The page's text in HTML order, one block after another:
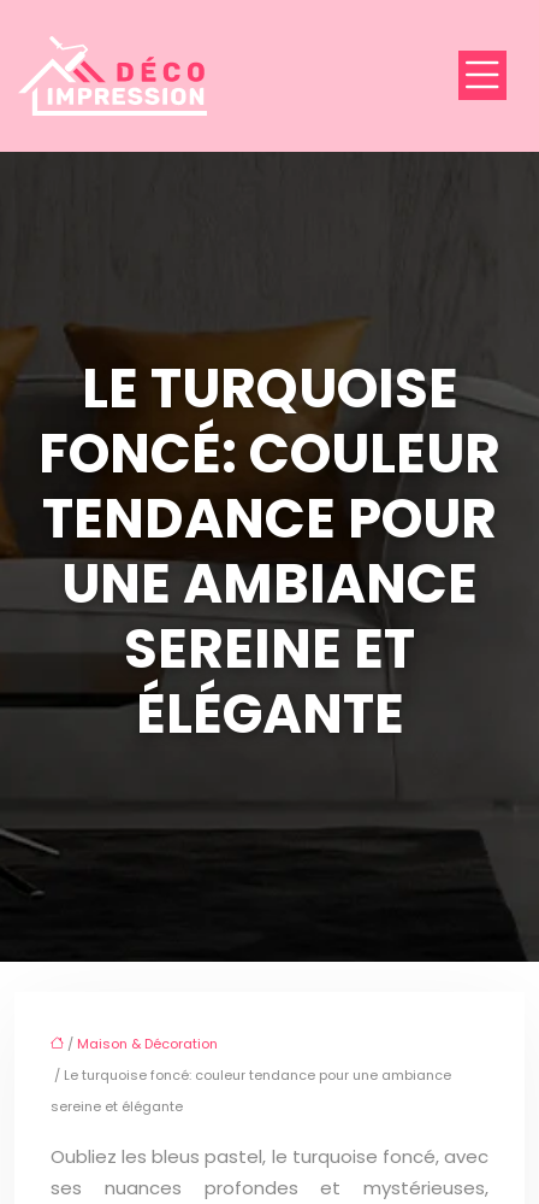
LE TURQUOISE
FONCÉ: COULEUR
TENDANCE POUR
UNE AMBIANCE
SEREINE ET
ÉLÉGANTE
/ Maison & Décoration
/ Le turquoise foncé: couleur tendance pour une ambiance
sereine et élégante
Oubliez les bleus pastel, le turquoise foncé, avec
ses nuances profondes et mystérieuses,